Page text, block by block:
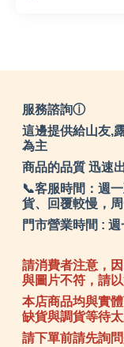
服務諮詢ⓘ
這邊提供給山友,
為主
商品的品質 迅速
📞客服時間：週
貨、回覆較慢，
門市營業時間 :
請消費者注意，
與圖片不符，請
本店商品均與實
缺貨與調貨等待
請下單前請先詢